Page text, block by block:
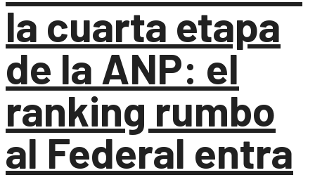
la cuarta etapa
de la ANP: el
ranking rumbo
al Federal entra